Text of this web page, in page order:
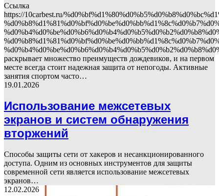
Ссылка
https://10carbest.ru/
раскрывает множество преимуществ дождевиков, и на первом
месте всегда стоит надежная защита от непогоды. Активные
занятия спортом часто…
19.01.2026
Использование межсетевых
экранов и систем обнаружения
вторжений
Способы защиты сети от хакеров и несанкционированного
доступа. Одним из основных инструментов для защиты
современной сети является использование межсетевых
экранов…
12.02.2026